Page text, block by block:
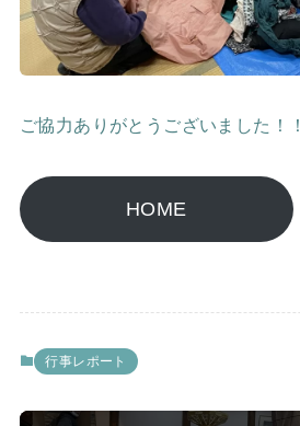
ご協力ありがとうございました！！
HOME
行事レポート